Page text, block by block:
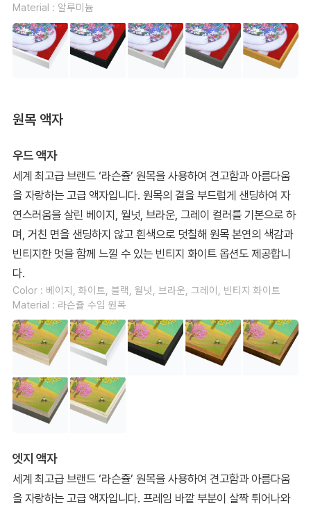
Material : 알루미늄
원목 액자
우드 액자
세계 최고급 브랜드 ‘라슨쥴’ 원목을 사용하여 견고함과 아름다움
을 자랑하는 고급 액자입니다. 원목의 결을 부드럽게 샌딩하여 자
연스러움을 살린 베이지, 월넛, 브라운, 그레이 컬러를 기본으로 하
며, 거친 면을 샌딩하지 않고 흰색으로 덧칠해 원목 본연의 색감과
빈티지한 멋을 함께 느낄 수 있는 빈티지 화이트 옵션도 제공합니
다.
Color : 베이지, 화이트, 블랙, 월넛, 브라운, 그레이, 빈티지 화이트
Material : 라슨쥴 수입 원목
엣지 액자
세계 최고급 브랜드 ‘라슨쥴’ 원목을 사용하여 견고함과 아름다움
을 자랑하는 고급 액자입니다. 프레임 바깥 부분이 살짝 튀어나와